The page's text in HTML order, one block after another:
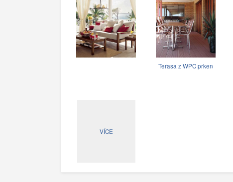
Terasa z WPC prken
VÍCE